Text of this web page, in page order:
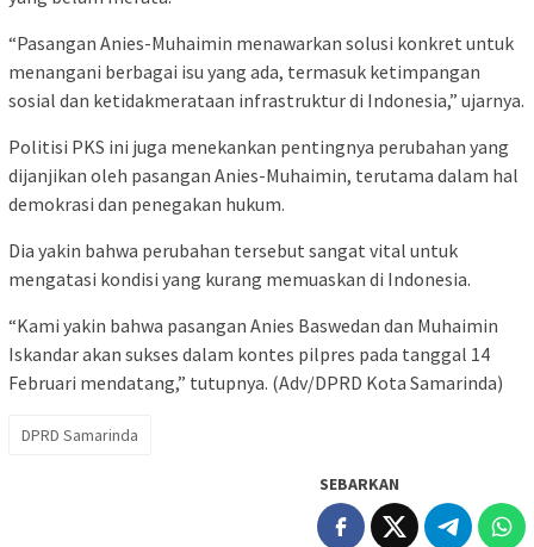
“Pasangan Anies-Muhaimin menawarkan solusi konkret untuk
menangani berbagai isu yang ada, termasuk ketimpangan
sosial dan ketidakmerataan infrastruktur di Indonesia,” ujarnya.
Politisi PKS ini juga menekankan pentingnya perubahan yang
dijanjikan oleh pasangan Anies-Muhaimin, terutama dalam hal
demokrasi dan penegakan hukum.
Dia yakin bahwa perubahan tersebut sangat vital untuk
mengatasi kondisi yang kurang memuaskan di Indonesia.
“Kami yakin bahwa pasangan Anies Baswedan dan Muhaimin
Iskandar akan sukses dalam kontes pilpres pada tanggal 14
Februari mendatang,” tutupnya. (Adv/DPRD Kota Samarinda)
DPRD Samarinda
SEBARKAN